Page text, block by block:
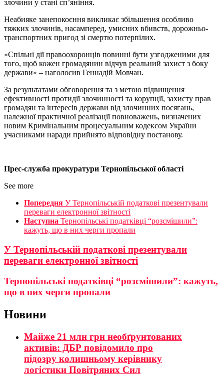
злочини у стані сп’яніння.
Неабияке занепокоєння викликає збільшення особливо
тяжких злочинів, насамперед, умисних вбивств, дорожньо-
транспортних пригод зі смертю потерпілих.
«Спільні дії правоохоронців повинні бути узгодженими для
того, щоб кожен громадянин відчув реальний захист з боку
держави» – наголосив Геннадій Мовчан.
За результатами обговорення та з метою підвищення
ефективності протидії злочинності та корупції, захисту прав
громадян та інтересів держави від злочинних посягань,
належної практичної реалізації повноважень, визначених
новим Кримінальним процесуальним кодексом України
учасниками наради прийнято відповідну постанову.
Прес-служба прокуратури Тернопільської області
See more
Попередня У Тернопільській податкові презентували
переваги електронної звітності
Наступна Тернопільські податківці “розсмішили”:
кажуть, що в них черги пропали
У Тернопільській податкові презентували
переваги електронної звітності
Тернопільські податківці “розсмішили”: кажуть,
що в них черги пропали
Новини
Майже 21 млн грн необґрунтованих
активів: ДБР повідомило про
підозру колишньому керівнику
логістики Повітряних Сил